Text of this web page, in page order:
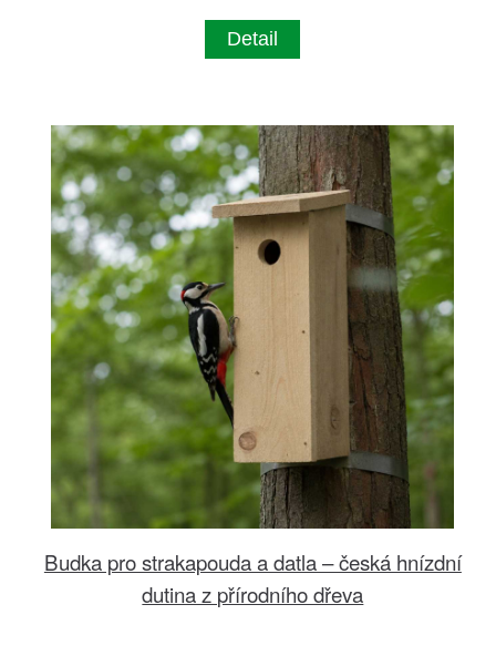
Detail
Budka pro strakapouda a datla – česká hnízdní
dutina z přírodního dřeva